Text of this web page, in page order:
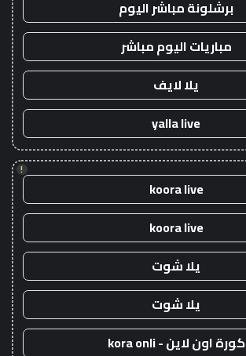
برشلونة مباشر اليوم
مباريات اليوم مباشر
يلا لايف
yalla live
!
koora live
koora live
يلا شوت
يلا شوت
كورة اون لاين - kora onli